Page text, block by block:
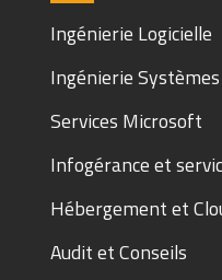
Ingénierie Logicielle
Ingénierie
Services Microsoft
Infogérance et
Hébergement et
Audit et Conseils